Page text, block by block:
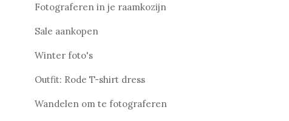
Fotograferen in je raamkozijn
Sale aankopen
Winter foto's
Outfit: Rode T-shirt dress
Wandelen om te fotograferen